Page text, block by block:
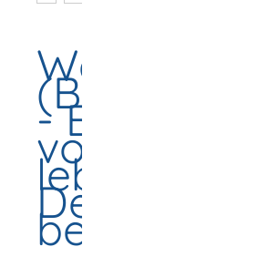
- Eintragung
von im
lebenden
Deutschen
beantragen